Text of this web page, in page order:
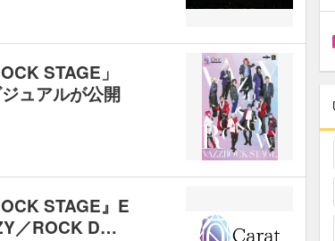
STAGE」
ュアルが公開
STAGE』E
／ROCK D…